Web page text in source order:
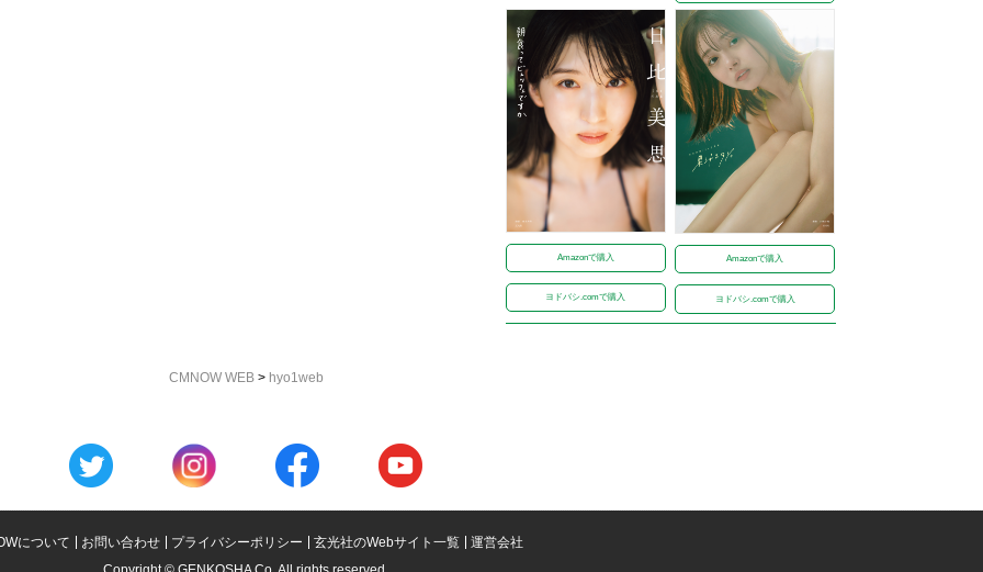
Amazonで購入
ヨドバシ.comで購入
Amazonで購入
ヨドバシ.comで購入
CMNOW WEB> hyo1web
について お問い合わせ プライバシーポリシー 玄光社のWebサイト一覧
運営会社